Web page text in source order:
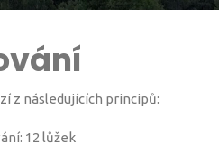
z následujících principů:
12 lůžek